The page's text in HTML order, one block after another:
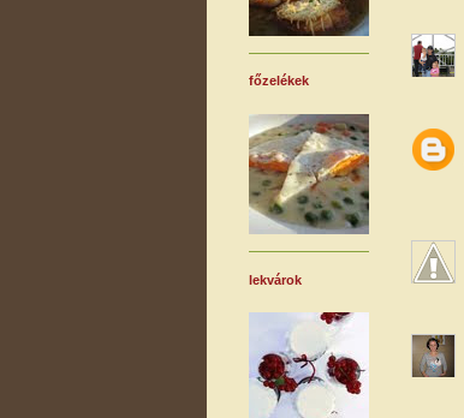
főzelékek
lekvárok